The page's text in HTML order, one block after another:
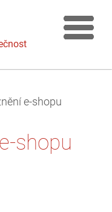
e-shopu
shopu